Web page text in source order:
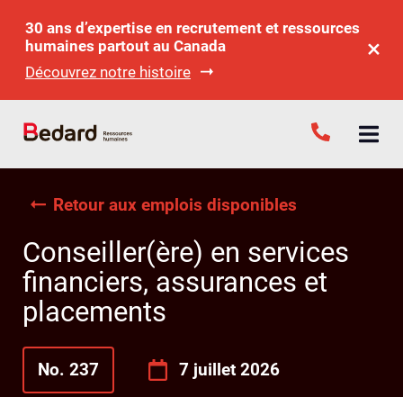
30 ans d’expertise en recrutement et ressources
humaines partout au Canada
Découvrez notre histoire
Retour aux emplois disponibles
Conseiller(ère) en services
financiers, assurances et
placements
No. 237 7 juillet 2026